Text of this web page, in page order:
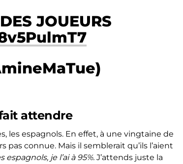
JOUEURS
attendre
les espagnols. En effet, à une vingtaine de
connue. Mais il semblerait qu’ils l’aient
espagnols, je l’ai à 95%. J’attends juste la